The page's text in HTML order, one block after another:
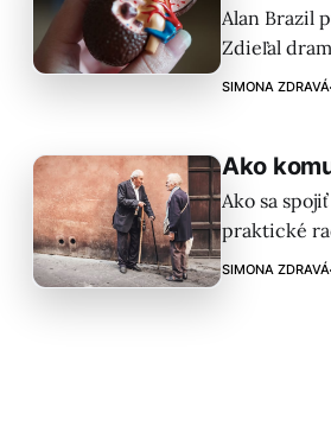
Alan Brazil
Zdieľal
vďačnosti
SIMONA ZDRAVÁ
Ako
Ako sa
praktické
empatiu.
SIMONA ZDRAVÁ